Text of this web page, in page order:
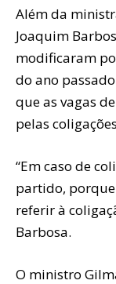
Além da
Joaquim
modificaram
do ano
que as vagas
pelas
“Em caso de
partido,
referir à
Barbosa.
O ministro